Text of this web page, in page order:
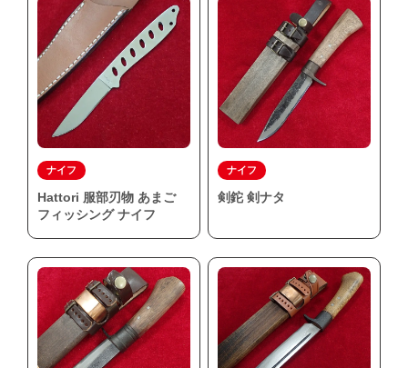
ナイフ
Hattori 服部刃物 あまご
フィッシング ナイフ
ナイフ
剣鉈 剣ナタ